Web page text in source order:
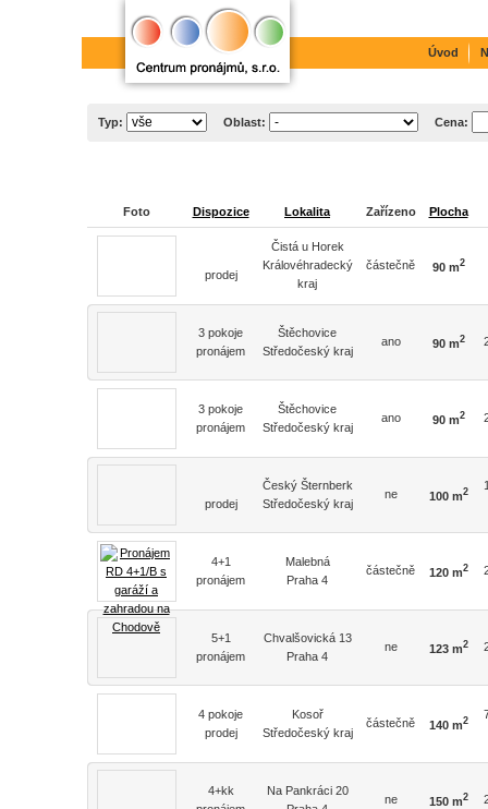
Typ: Oblast: Cena:
Foto Dispozice Lokalita Zařízeno Plocha
prodej
Čistá u Horek
Královéhradecký
kraj
částečně 90 m2
3 pokoje
pronájem
Štěchovice
Středočeský kraj
ano 90 m2
3 pokoje
pronájem
Štěchovice
Středočeský kraj
ano 90 m2
prodej
Český Šternberk
Středočeský kraj
ne 100 m2
4+1
pronájem
Malebná
Praha 4
částečně 120 m2
5+1
pronájem
Chvalšovická 13
Praha 4
ne 123 m2
4 pokoje
prodej
Kosoř
Středočeský kraj
částečně 140 m2
4+kk
Na Pankráci 20
ne 150 m2
Úvod